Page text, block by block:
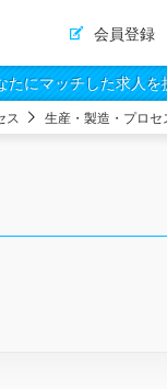
会員登録
にマッチした求人を
ス 生産・製造・プロセ